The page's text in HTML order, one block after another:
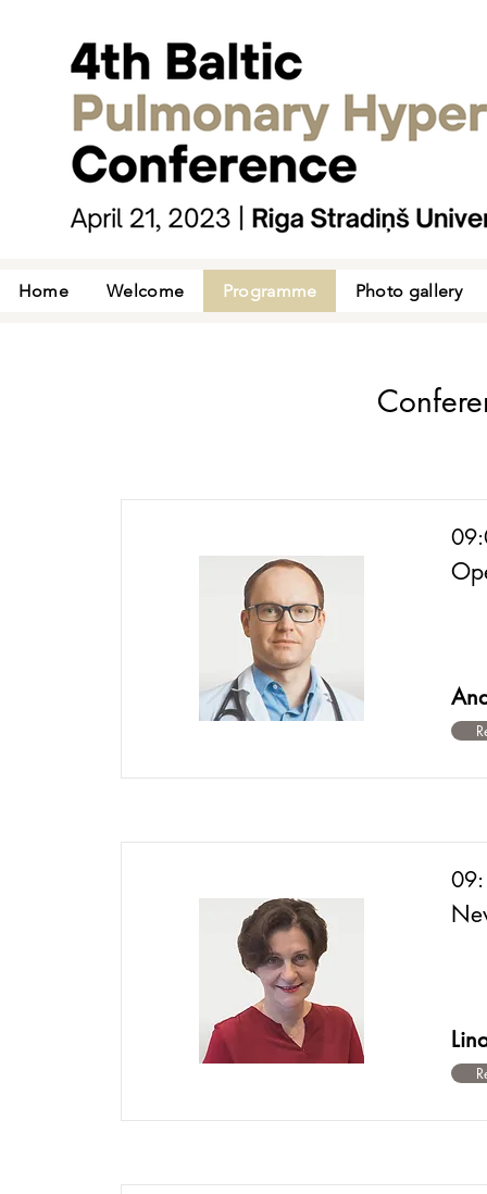
Home Welcome Programme Photo gallery